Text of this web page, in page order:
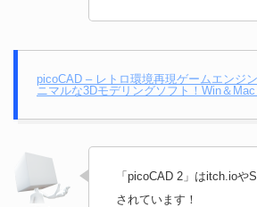
picoCAD – レトロ環境再現ゲームエンジ
ニマルな3Dモデリングソフト！Win＆
「picoCAD 2」はitch.ioや
されています！